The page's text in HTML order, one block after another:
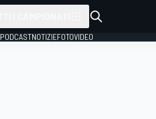
PODCASTNOTIZIEFOTOVIDEO